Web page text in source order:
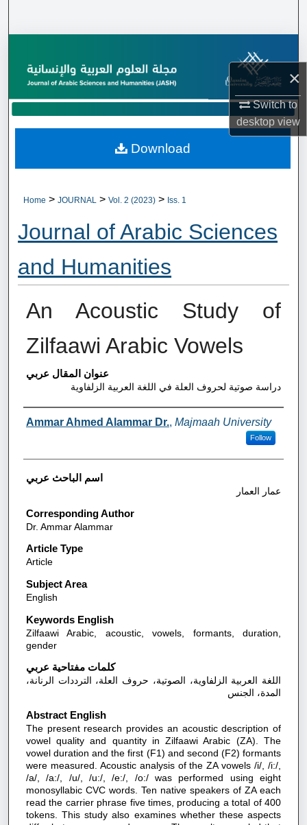
×
Switch to
desktopview
My Account
About
Digital Commons Network™
Home > JOURNAL > Vol. 2 (2023) > Iss. 1
Journal of Arabic Sciences
and Humanities
An Acoustic Study of
Zilfaawi Arabic Vowels
عنوان المقال عربي
دراسة صوتية لحروف العلة في اللغة العربية الزلفاوية
Authors
Ammar Ahmed Alammar Dr., Majmaah University
Follow
اسم الباحث عربي
عمار العمار
Corresponding Author
Dr. Ammar Alammar
Article Type
Article
Subject Area
English
Keywords English
Zilfaawi Arabic, acoustic, vowels, formants, duration,
gender
كلمات مفتاحية عربي
اللغة العربية الزلفاوية، الصوتية، حروف العلة، الترددات الرنانة،
المدة، الجنس
Abstract English
The present research provides an acoustic description of
vowel quality and quantity in Zilfaawi Arabic (ZA). The
vowel duration and the first (F1) and second (F2) formants
were measured. Acoustic analysis of the ZA vowels /i/, /i:/,
/a/, /a:/, /u/, /u:/, /e:/, /o:/ was performed using eight
monosyllabic CVC words. Ten native speakers of ZA each
read the carrier phrase five times, producing a total of 400
tokens. This study also examines whether these aspects
Download